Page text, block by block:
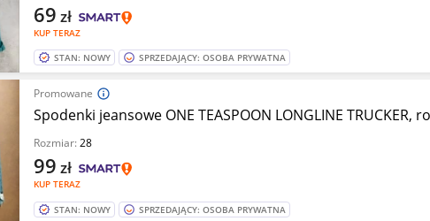
KUP TERAZ
69 zł
STAN: NOWY SPRZEDAJĄCY: OSOBA PRYWATNA
Promowane
Spodenki jeansowe ONE TEASPOON LONGLINE TRUCKER,
Rozmiar:28
KUP TERAZ
99 zł
STAN: NOWY SPRZEDAJĄCY: OSOBA PRYWATNA